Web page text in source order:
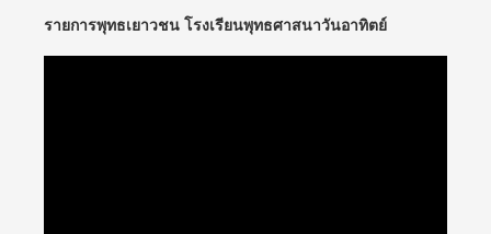
รายการพุทธเยาวชน โรงเรียนพุทธศาสนาวันอาทิตย์